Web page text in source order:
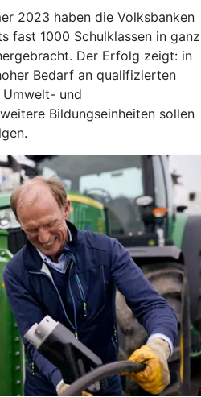
2023 haben die Volksbanken
fast 1000 Schulklassen in ganz
Der Erfolg zeigt: in
Bedarf an qualifizierten
Umwelt- und
Bildungseinheiten sollen